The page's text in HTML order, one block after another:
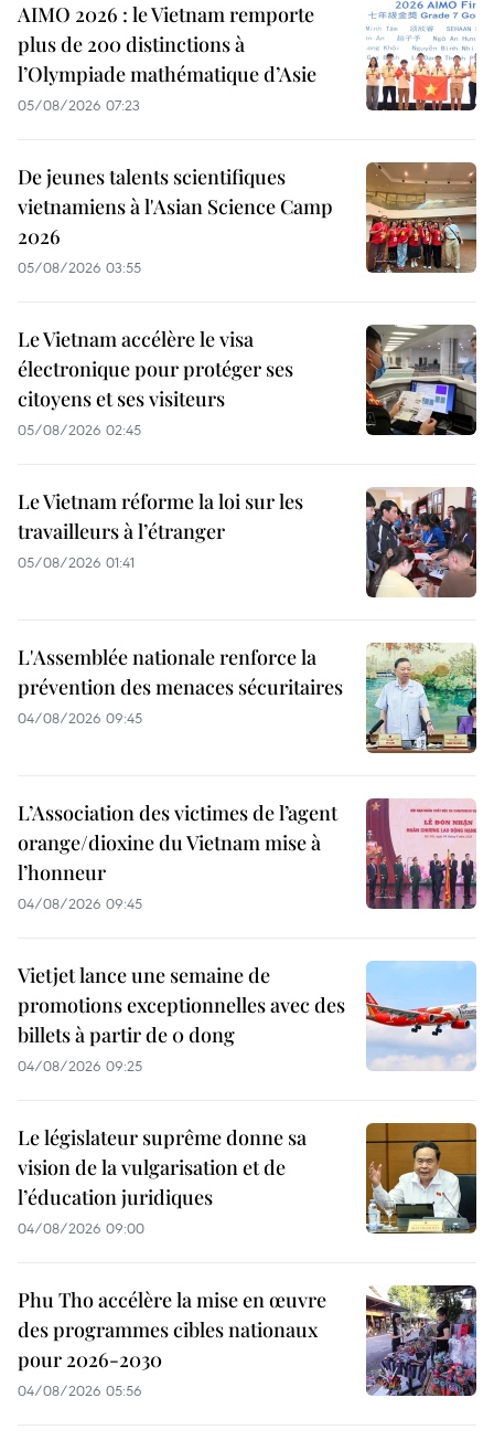
AIMO 2026 : le Vietnam remporte
plus de 200 distinctions à
l’Olympiade mathématique d’Asie
05/08/2026 07:23
De jeunes talents scientifiques
vietnamiens à l'Asian Science Camp
2026
05/08/2026 03:55
Le Vietnam accélère le visa
électronique pour protéger ses
citoyens et ses visiteurs
05/08/2026 02:45
Le Vietnam réforme la loi sur les
travailleurs à l’étranger
05/08/2026 01:41
L'Assemblée nationale renforce la
prévention des menaces sécuritaires
04/08/2026 09:45
L’Association des victimes de l’agent
orange/dioxine du Vietnam mise à
l’honneur
04/08/2026 09:45
Vietjet lance une semaine de
promotions exceptionnelles avec des
billets à partir de 0 dong
04/08/2026 09:25
Le législateur suprême donne sa
vision de la vulgarisation et de
l’éducation juridiques
04/08/2026 09:00
Phu Tho accélère la mise en œuvre
des programmes cibles nationaux
pour 2026-2030
04/08/2026 05:56